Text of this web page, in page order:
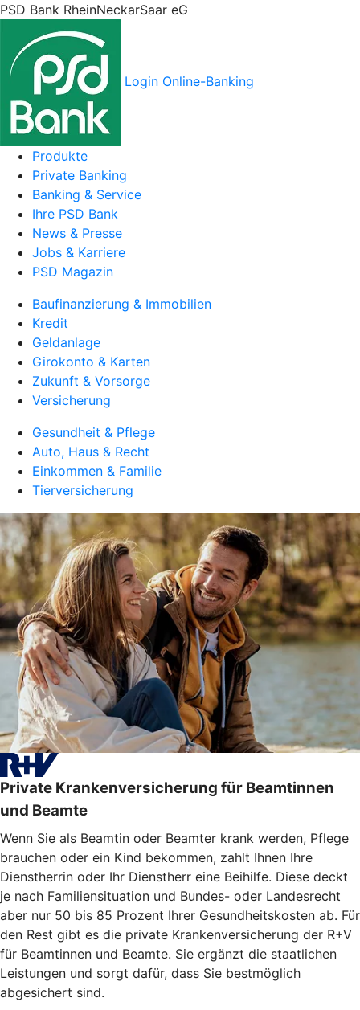
PSD Bank RheinNeckarSaar eG
Login Online-Banking
Produkte
Private Banking
Banking & Service
Ihre PSD Bank
News & Presse
Jobs & Karriere
PSD Magazin
Baufinanzierung & Immobilien
Kredit
Geldanlage
Girokonto & Karten
Zukunft & Vorsorge
Versicherung
Gesundheit & Pflege
Auto, Haus & Recht
Einkommen & Familie
Tierversicherung
Private Krankenversicherung für Beamtinnen
und Beamte
Wenn Sie als Beamtin oder Beamter krank werden, Pflege
brauchen oder ein Kind bekommen, zahlt Ihnen Ihre
Dienstherrin oder Ihr Dienstherr eine Beihilfe. Diese deckt
je nach Familiensituation und Bundes- oder Landesrecht
aber nur 50 bis 85 Prozent Ihrer Gesundheitskosten ab. Für
den Rest gibt es die private Krankenversicherung der R+V
für Beamtinnen und Beamte. Sie ergänzt die staatlichen
Leistungen und sorgt dafür, dass Sie bestmöglich
abgesichert sind.